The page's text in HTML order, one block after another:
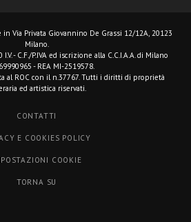
in Via Privata Giovannino De Grassi 12/12A, 20123
Milano.
- C.F./P.IVA ed iscrizione alla C.C.I.A.A. di Milano
- REA MI-2519578.
al ROC con il n.37767. Tutti i diritti di proprietà
ed artistica riservati.
CONTATTI
E COOKIES POLICY
COOKIE
TORNA SU